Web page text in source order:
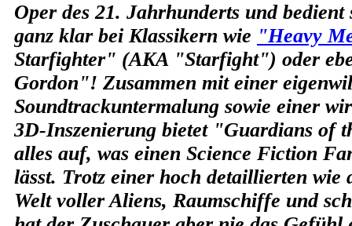
Oper des 21. Jahrhunderts und
ganz klar bei Klassikern wie "Heavy
Starfighter" (AKA "Starfight") oder
Gordon"! Zusammen mit einer
Soundtrackuntermalung sowie einer
3D-Inszenierung bietet "Guardians of
alles auf, was einen Science Fiction
lässt. Trotz einer hoch detaillierten wie
Welt voller Aliens, Raumschiffe und